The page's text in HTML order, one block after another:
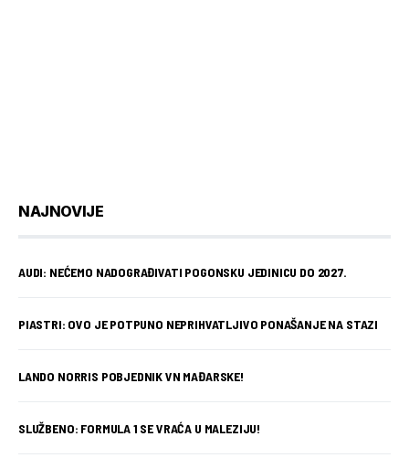
NAJNOVIJE
AUDI: NEĆEMO NADOGRAĐIVATI POGONSKU JEDINICU DO 2027.
PIASTRI: OVO JE POTPUNO NEPRIHVATLJIVO PONAŠANJE NA STAZI
LANDO NORRIS POBJEDNIK VN MAĐARSKE!
SLUŽBENO: FORMULA 1 SE VRAĆA U MALEZIJU!